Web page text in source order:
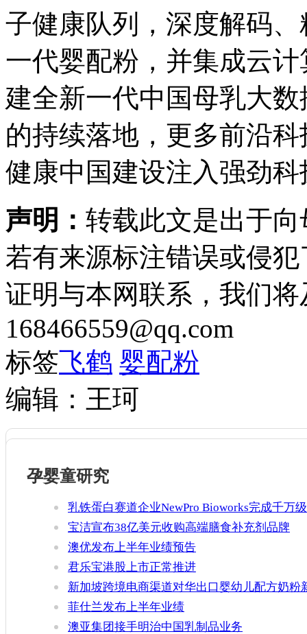
子健康队列，深度解码
一代婴配粉，并集成云
建全新一代中国母乳大
的持续落地，更多前沿
健康中国建设注入强劲
声明： 转载此文是出于
若有来源标注错误或侵
证明与本网联系，我们
168466559@qq.com
标签飞鹤 婴配粉
编辑：王珂
孕婴童研究
乳铁蛋白赛道企业NewPro Bioworks完成千万级
融资
宝洁宣布38亿美元收购高端膳食补充剂品牌
Thorne
澳优发布上半年业绩预告
君乐宝港股上市正常推进
新加坡跨境电商渠道对华出口婴幼儿配方奶粉
增官方健康证书通关要求
菲仕兰发布上半年业绩
澳亚集团接手明治中国乳制品业务